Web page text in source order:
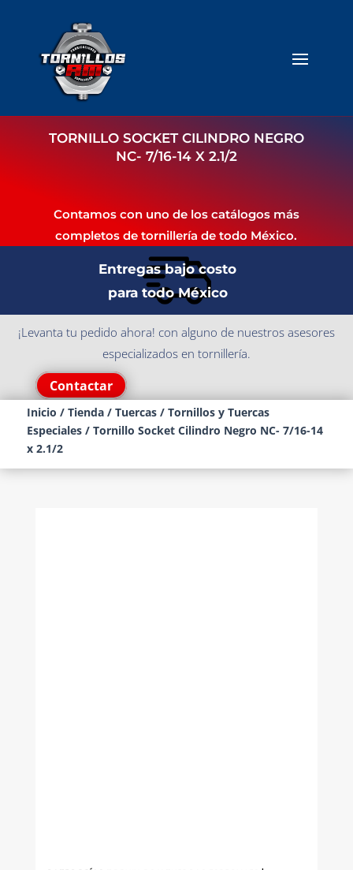
TORNILLO SOCKET CILINDRO NEGRO
NC- 7/16-14 X 2.1/2
Contamos con uno de los catálogos más
completos de tornillería de todo México.
Entregas bajo costo
para todo México
¡Levanta tu pedido ahora! con alguno de nuestros asesores
especializados en tornillería.
Contactar
Inicio / Tienda/ Tuercas/ Tornillos y Tuercas
Especiales/ Tornillo Socket Cilindro Negro NC- 7/16-14
x 2.1/2